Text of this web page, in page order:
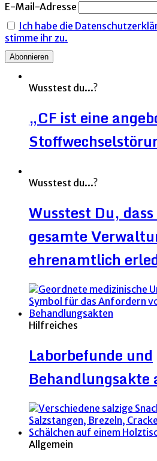
E-Mail-Adresse
Ich habe die
stimme ihr zu.
Wusstest du...?
„CF ist eine
Wusstest du...?
Wusstest Du,
gesamte
ehrenamtlich
Hilfreiches
Laborbefunde und
Behandlungsakte
Allgemein